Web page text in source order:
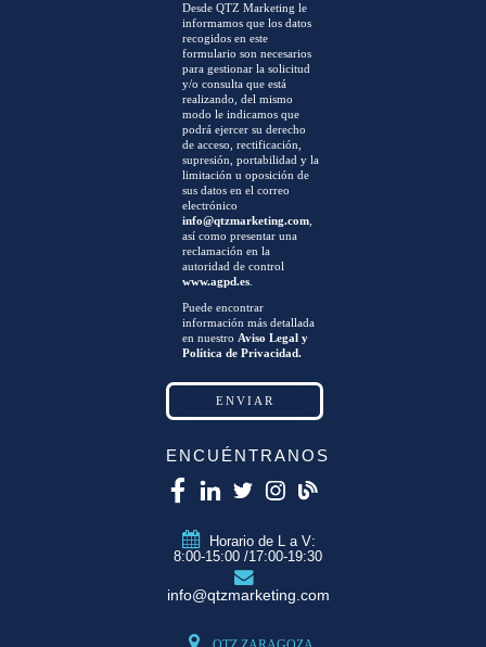
Desde QTZ Marketing le
informamos que los datos
recogidos en este
formulario son necesarios
para gestionar la solicitud
y/o consulta que está
realizando, del mismo
modo le indicamos que
podrá ejercer su derecho
de acceso, rectificación,
supresión, portabilidad y la
limitación u oposición de
sus datos en el correo
electrónico
info@qtzmarketing.com,
así como presentar una
reclamación en la
autoridad de control
www.agpd.es.
Puede encontrar
información más detallada
en nuestroAviso Legal y
Política de Privacidad.
ENCUÉNTRANOS
Horario de L a V:
8:00-15:00 /17:00-19:30
info@qtzmarketing.com